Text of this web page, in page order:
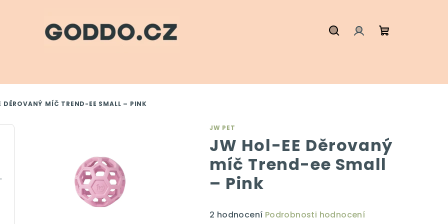
DĚROVANÝ MÍČ TREND-EE SMALL – PINK
350 ml
JW PET
JW Hol-EE Děrovaný
míč Trend-ee Small
– Pink
Průměrné
2 hodnocení Podrobnosti hodnocení